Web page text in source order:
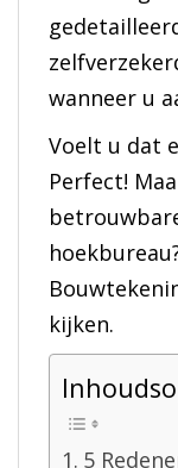
wanneer u
Voelt u dat
Perfect!
kijken.
5